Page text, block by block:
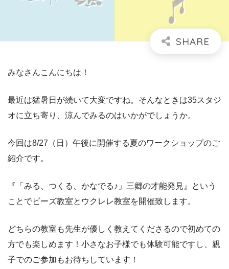
みなさんこんにちは！
最近は猛暑日が続いて大変ですね。そんなときは35スタジ
オに立ち寄り、涼んでみるのはいかがでしょうか。
今回は8/27（日）午後に開催する夏のワークショップのご
紹介です。
『「みる、つくる、かなでる♪」三郷の才能発見』という
ことでビーズ教室とウクレレ教室を開催致します。
どちらの教室も先生が優しく教えてくださるので初めての
方でも楽しめます！小さなお子様でも体験可能ですし、親
子でのご参加もお待ちしています！